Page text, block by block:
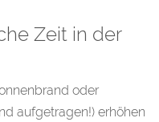
Zeit in der
oder
aufgetragen!) erhöhen